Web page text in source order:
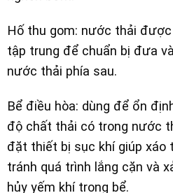
Hố thu gom: nước thải
tập trung để chuẩn bị đưa
nước thải phía sau.
Bể điều hòa: dùng để ổn
độ chất thải có trong nước
đặt thiết bị sục khí giúp xáo
tránh quá trình lắng cặn và
hủy yếm khí trong bể.